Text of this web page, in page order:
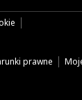
prawne